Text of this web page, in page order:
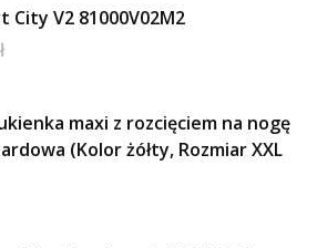
City V2 81000V02M2
maxi z rozcięciem na nogę
(Kolor żółty, Rozmiar XXL